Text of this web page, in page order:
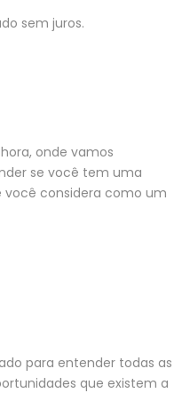
sem juros.
onde vamos
se você tem uma
considera como um
para entender todas as
que existem a